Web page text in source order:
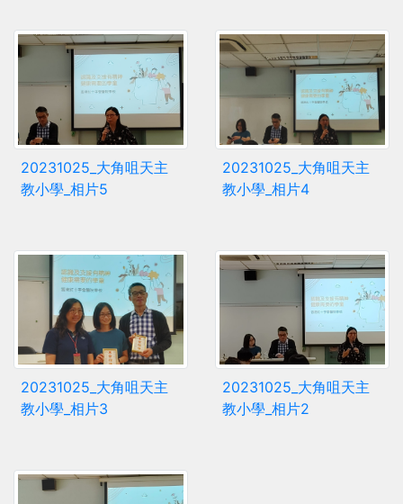
20231025_大角咀天主
教小學_相片5
20231025_大角咀天主
教小學_相片4
20231025_大角咀天主
教小學_相片3
20231025_大角咀天主
教小學_相片2